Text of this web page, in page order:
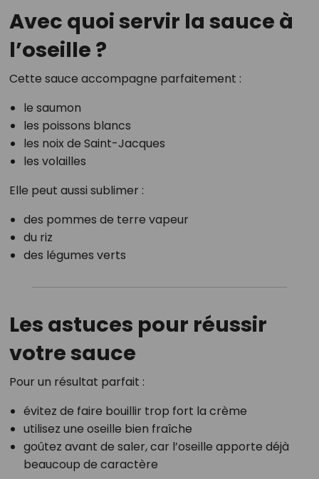
Avec quoi servir la sauce à
l’oseille ?
Cette sauce accompagne parfaitement :
le saumon
les poissons blancs
les noix de Saint-Jacques
les volailles
Elle peut aussi sublimer :
des pommes de terre vapeur
du riz
des légumes verts
Les astuces pour réussir
votre sauce
Pour un résultat parfait :
évitez de faire bouillir trop fort la crème
utilisez une oseille bien fraîche
goûtez avant de saler, car l’oseille apporte déjà
beaucoup de caractère